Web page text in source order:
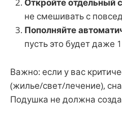
Откройте отдельный
не смешивать с
Пополняйте
пусть это будет даже
Важно: если у вас
(жилье/свет/лечение),
Подушка не должна